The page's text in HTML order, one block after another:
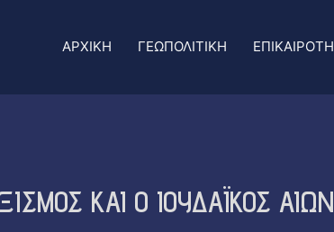
ΑΡΧΙΚΗ ΓΕΩΠΟΛΙΤΙΚΗ
ΚΑΙ Ο ΙΟΥΔΑΪΚΟΣ